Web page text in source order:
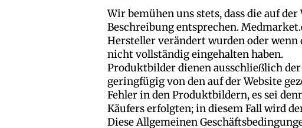
Wir bemühen uns stets, dass die auf
Beschreibung entsprechen.
Hersteller verändert wurden oder
nicht vollständig eingehalten haben.
Produktbilder dienen ausschließlich
geringfügig von den auf der Website
Fehler in den Produktbildern, es sei
Käufers erfolgten; in diesem Fall wird
Diese Allgemeinen